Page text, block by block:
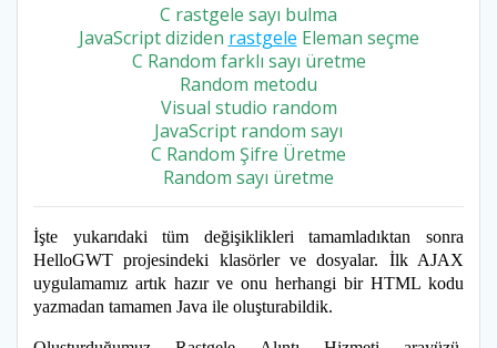
C rastgele sayı bulma
JavaScript diziden rastgele Eleman seçme
C Random farklı sayı üretme
Random metodu
Visual studio random
JavaScript random sayı
C Random Şifre Üretme
Random sayı üretme
İşte yukarıdaki tüm değişiklikleri tamamladıktan sonra
HelloGWT projesindeki klasörler ve dosyalar. İlk AJAX
uygulamamız artık hazır ve onu herhangi bir HTML kodu
yazmadan tamamen Java ile oluşturabildik.